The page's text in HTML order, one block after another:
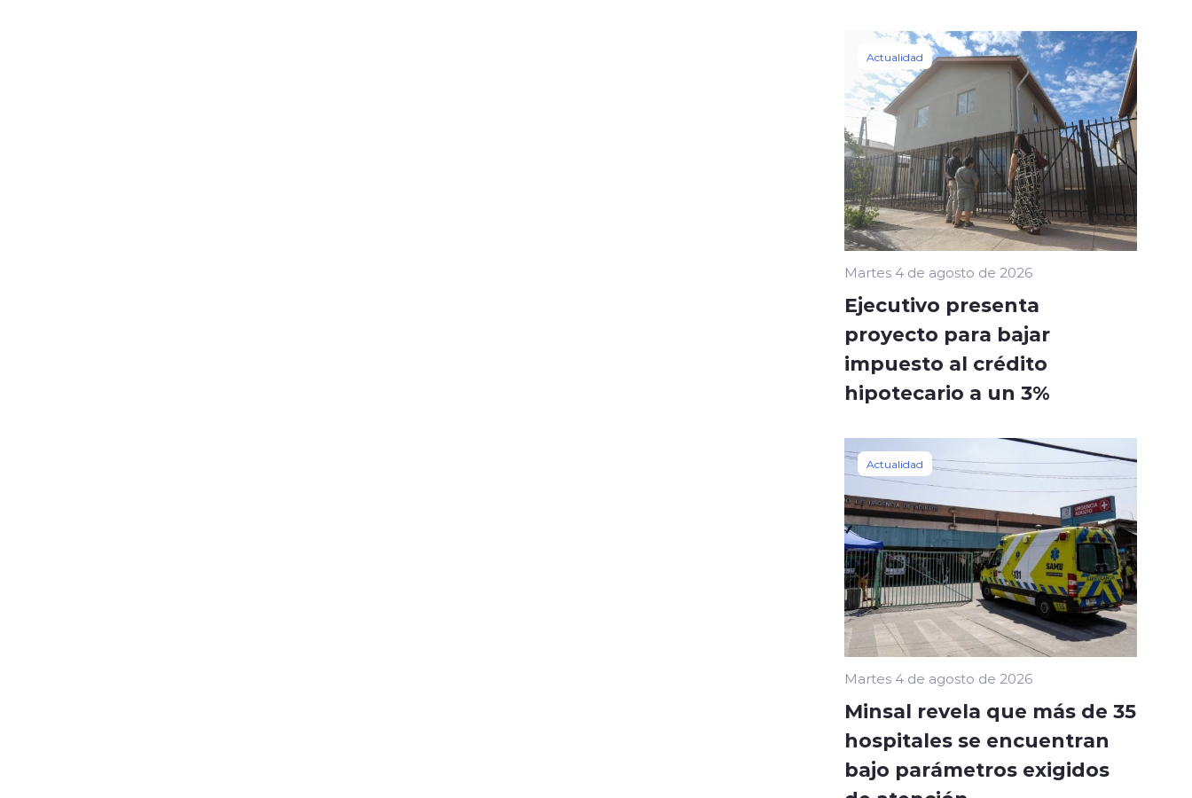
Actualidad
Martes 4 de agosto de 2026
Ejecutivo presenta
proyecto para bajar
impuesto al crédito
hipotecario a un 3%
Actualidad
Martes 4 de agosto de 2026
Minsal revela que más de 35
hospitales se encuentran
bajo parámetros exigidos